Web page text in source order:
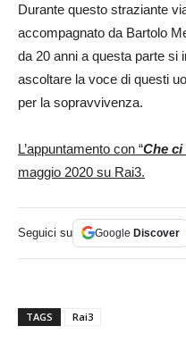
Durante questo straziante
accompagnato da Bartolo
da 20 anni a questa parte si
ascoltare la voce di questi
per la sopravvivenza.
L’appuntamento con “Che
maggio 2020 su Rai3.
Seguici su Google Discover
TAGS Rai3